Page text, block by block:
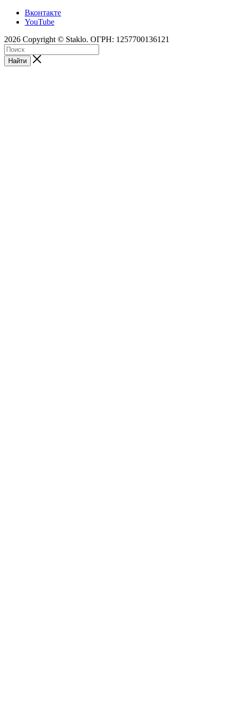
Вконтакте
YouTube
2026 Copyright © Staklo. ОГРН: 1257700136121
Найти